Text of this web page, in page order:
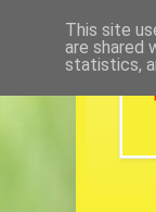
This site
are shared
statistics,